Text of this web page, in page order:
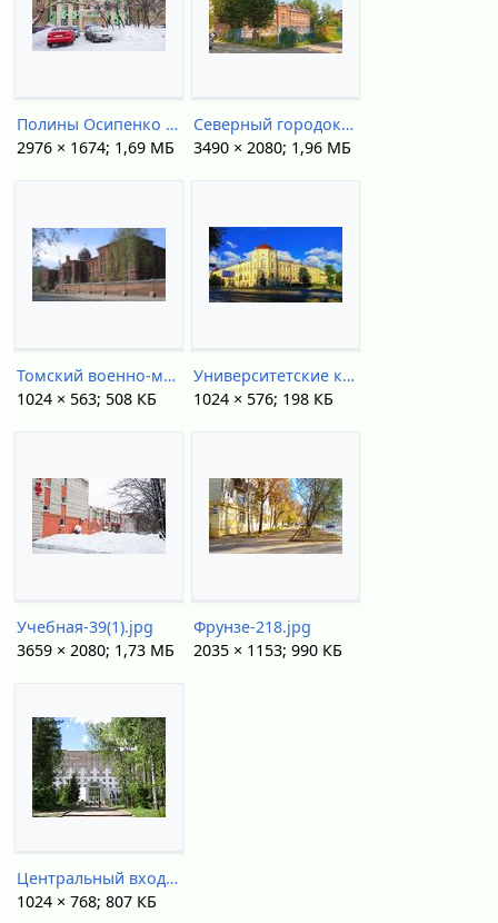
Полины Осипенко 31(1).jpg
2976 × 1674; 1,69 МБ
Северный городок 52.jpg
3490 × 2080; 1,96 МБ
Томский военно-медицинский институт.jpg
1024 × 563; 508 КБ
Университетские клиники (2018).jpg
1024 × 576; 198 КБ
Учебная-39(1).jpg
3659 × 2080; 1,73 МБ
Фрунзе-218.jpg
2035 × 1153; 990 КБ
Центральный вход в ОКБ.jpg
1024 × 768; 807 КБ